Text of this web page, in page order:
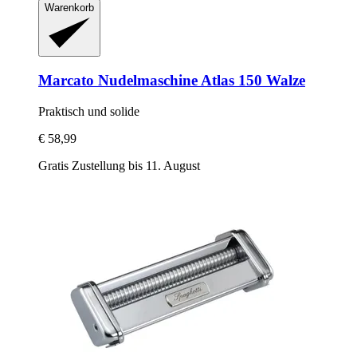
Warenkorb
Marcato Nudelmaschine Atlas 150 Walze
Praktisch und solide
€ 58,99
Gratis Zustellung bis 11. August